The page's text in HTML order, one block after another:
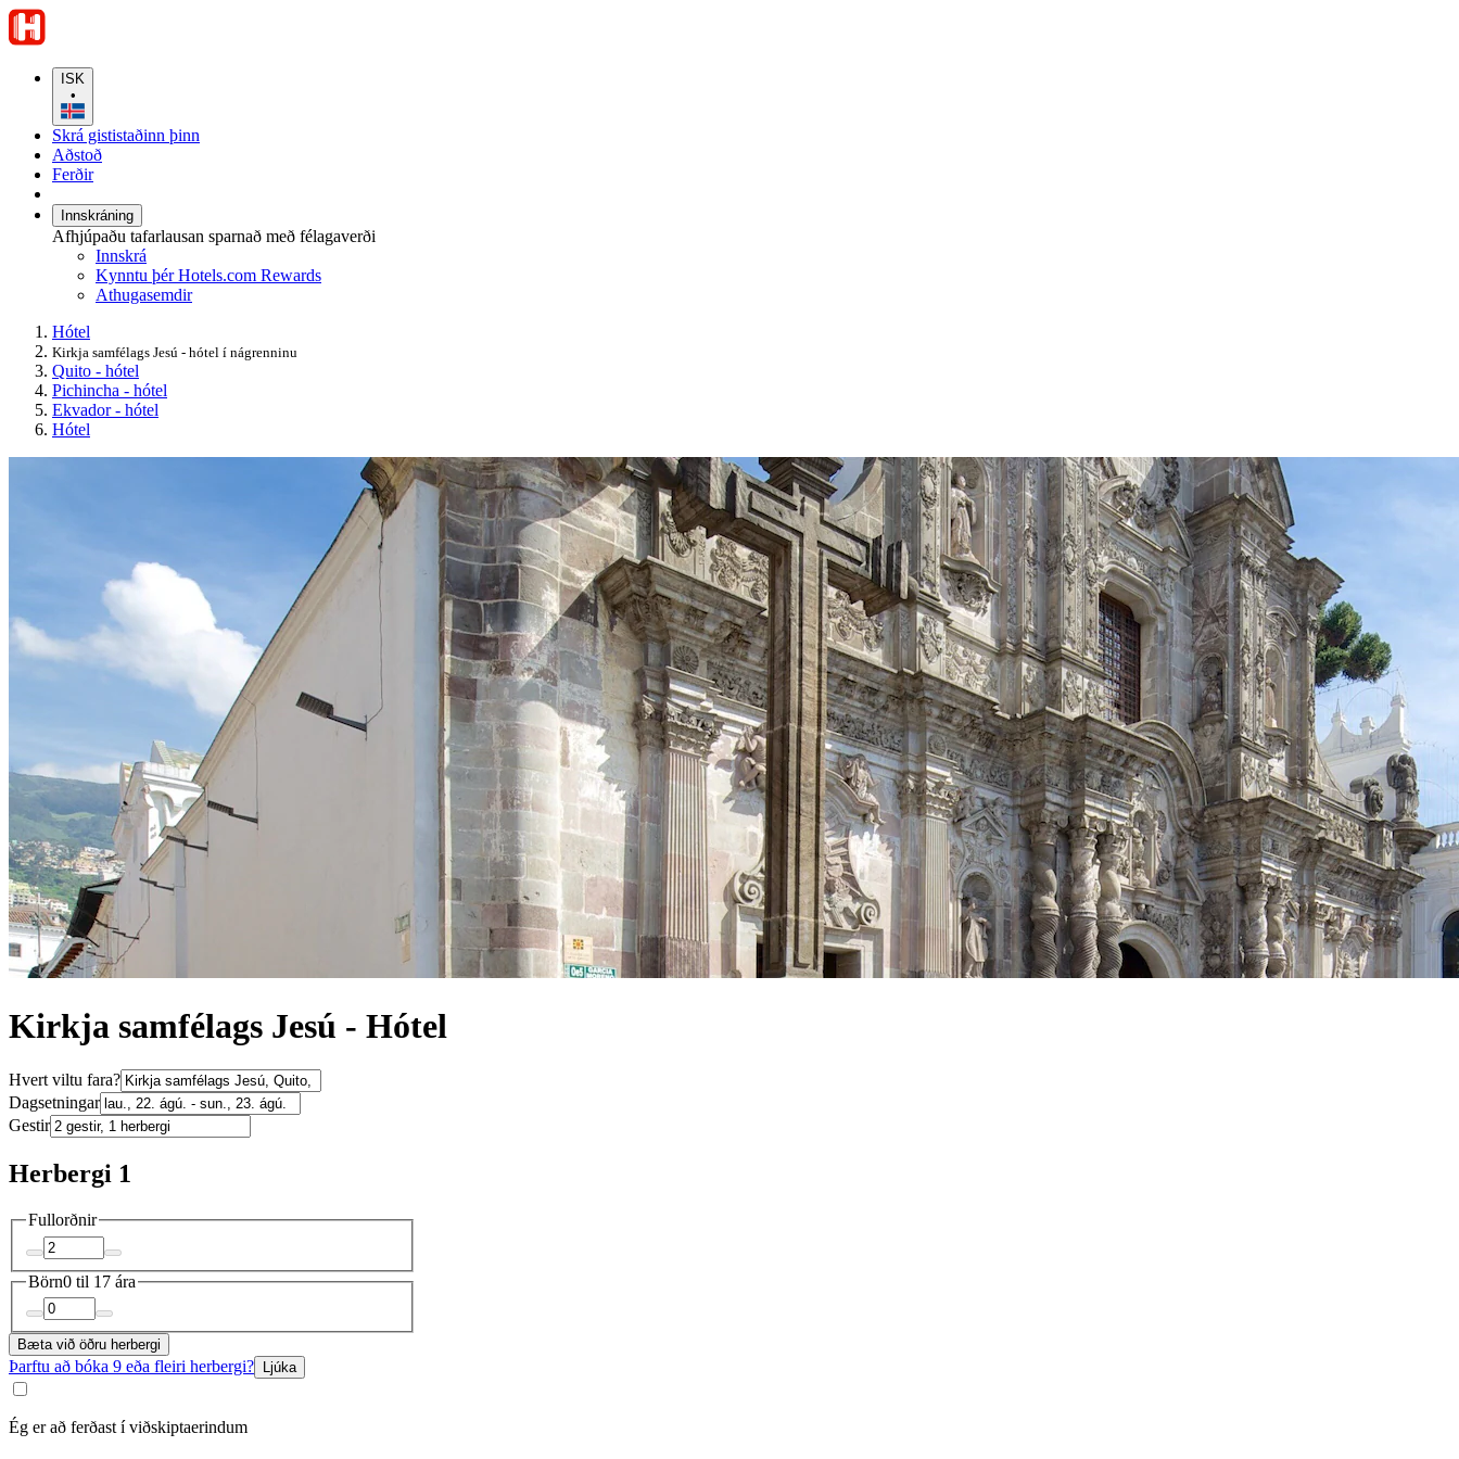
ISK
•
Skrá gististaðinn þinn
Aðstoð
Ferðir
Innskráning
Afhjúpaðu tafarlausan sparnað með félagaverði
Innskrá
Kynntu þér Hotels.com Rewards
Athugasemdir
Hótel
Kirkja samfélags Jesú - hótel í nágrenninu
Quito - hótel
Pichincha - hótel
Ekvador - hótel
Hótel
Kirkja samfélags Jesú - Hótel
Hvert viltu fara?
Dagsetningar
Gestir
Herbergi 1
Fullorðnir
Börn0 til 17 ára
Bæta við öðru herbergi
Þarftu að bóka 9 eða fleiri herbergi? Ljúka
Ég er að ferðast í viðskiptaerindum